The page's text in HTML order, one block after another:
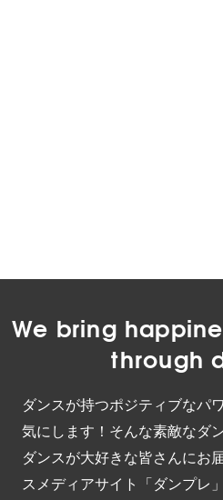
We bring
through
ダンスが持つポジティブなパ
気にします！そんな素敵なダ
ダンスが大好きな皆さんにお
スメディアサイト「ダンプレ」